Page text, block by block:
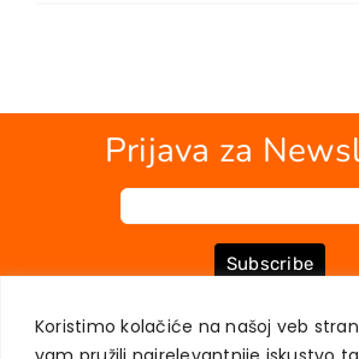
Koristimo kolačiće na našoj veb
Prijava za
Subscribe